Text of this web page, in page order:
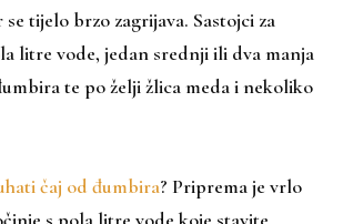
tijelo brzo zagrijava. Sastojci za
litre vode, jedan srednji ili dva manja
te po želji žlica meda i nekoliko
čaj od đumbira? Priprema je vrlo